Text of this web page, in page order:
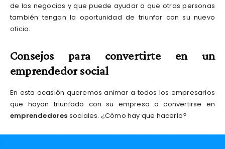
de los negocios y que puede ayudar a que otras personas
también tengan la oportunidad de triunfar con su nuevo
oficio.
Consejos para convertirte en un
emprendedor social
En esta ocasión queremos animar a todos los empresarios
que hayan triunfado con su empresa a convertirse en
emprendedores sociales. ¿Cómo hay que hacerlo?